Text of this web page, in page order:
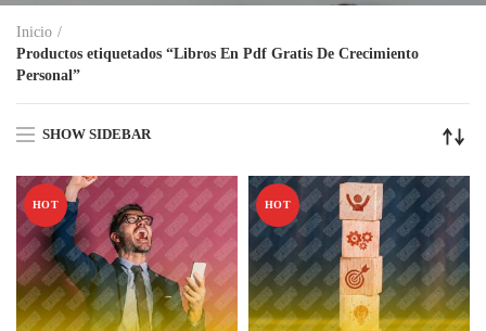
Inicio
Productos etiquetados “Libros En Pdf Gratis De Crecimiento
Personal”
SHOW SIDEBAR
HOT HOT